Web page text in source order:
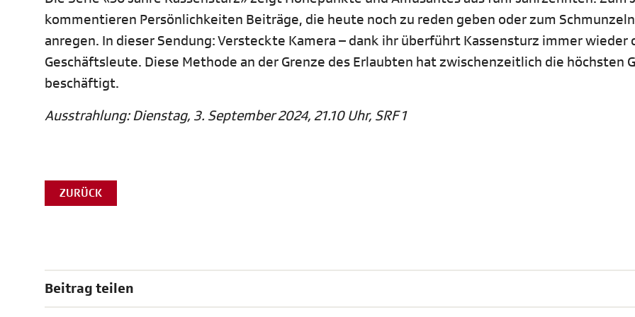
kommentieren Persönlichkeiten Beiträge, die heute noch zu reden geben oder zum Schmunzeln
anregen. In dieser Sendung: Versteckte Kamera – dank ihr überführt Kassensturz immer wieder
Geschäftsleute. Diese Methode an der Grenze des Erlaubten hat zwischenzeitlich die höchsten
beschäftigt.
Ausstrahlung: Dienstag, 3. September 2024, 21.10 Uhr, SRF 1
ZURÜCK
Beitrag teilen